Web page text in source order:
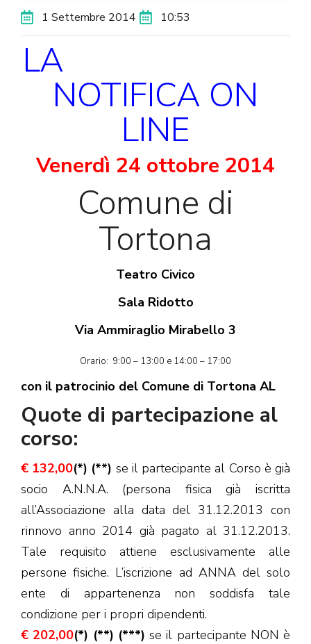
1 Settembre 2014 10:53
LA
NOTIFICA ON
LINE
Venerdì 24 ottobre 2014
Comune di
Tortona
Teatro Civico
Sala Ridotto
Via Ammiraglio Mirabello 3
Orario: 9:00 – 13:00 e 14:00 – 17:00
con il patrocinio del Comune di Tortona AL
Quote di partecipazione al
corso:
€ 132,00(*) (**) se il partecipante al Corso è già
socio A.N.N.A. (persona fisica già iscritta
all’Associazione alla data del 31.12.2013 con
rinnovo anno 2014 già pagato al 31.12.2013.
Tale requisito attiene esclusivamente alle
persone fisiche. L’iscrizione ad ANNA del solo
ente di appartenenza non soddisfa tale
condizione per i propri dipendenti.
€ 202,00(*) (**) (***) se il partecipante NON è